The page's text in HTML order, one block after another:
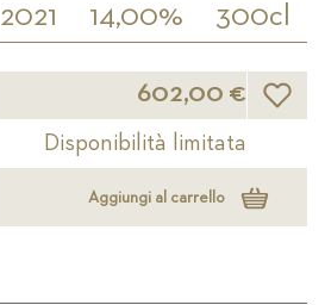
2021 14,00% 300cl
602,00 € Lista
Disponibilità limitata
Aggiungi al carrello